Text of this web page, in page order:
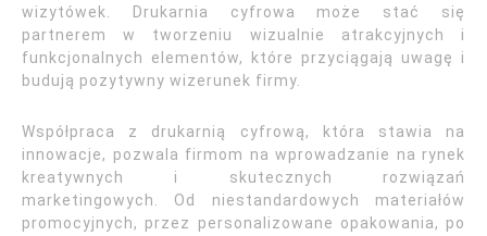
wizytówek. Drukarnia cyfrowa może stać się
partnerem w tworzeniu wizualnie atrakcyjnych i
funkcjonalnych elementów, które przyciągają uwagę i
budują pozytywny wizerunek firmy.
Współpraca z drukarnią cyfrową, która stawia na
innowacje, pozwala firmom na wprowadzanie na rynek
kreatywnych i skutecznych rozwiązań
marketingowych. Od niestandardowych materiałów
promocyjnych, przez personalizowane opakowania, po